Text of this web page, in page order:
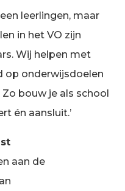
leerlingen, maar
in het VO zijn
Wij helpen met
op onderwijsdoelen
bouw je als school
én aansluit.’
aan de